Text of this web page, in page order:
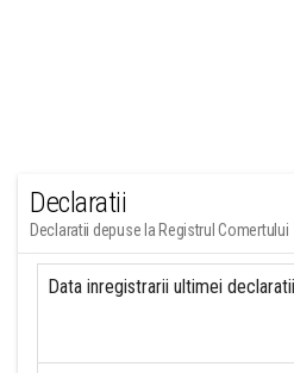
Declaratii
Declaratii depuse la Registrul Comertului
Data inregistrarii ultimei